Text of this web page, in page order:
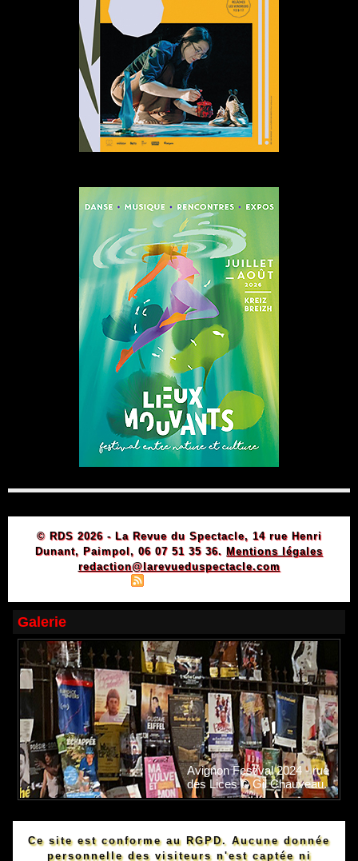
© RDS 2026 - La Revue du Spectacle, 14 rue Henri
Dunant, Paimpol, 06 07 51 35 36. Mentions légales
redaction@larevueduspectacle.com
Galerie
Avignon Festival 2024 - rue
des Lices © Gil Chauveau.
Ce site est conforme au RGPD. Aucune donnée
personnelle des visiteurs n'est captée ni